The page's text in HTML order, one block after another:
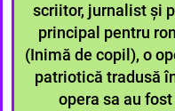
scriitor, jurnalist și
principal pentru
(Inimă de copil), o
patriotică tradusă
opera sa au